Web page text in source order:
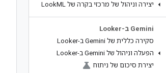
יצירה וניהול של מרכזי בקרה של Look ML
‫Gemini ב-Looker
סקירה כללית של Gemini ב-Looker
הפעלה וניהול של Gemini ב-Looker
יצירת סיכום של ניתוח